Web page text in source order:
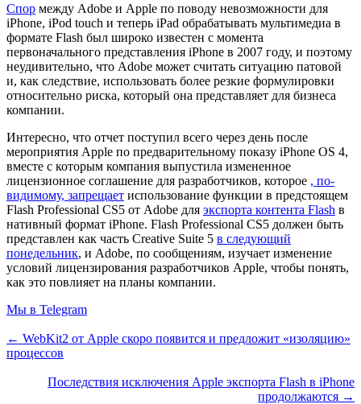
Спор между Adobe и Apple по поводу невозможности для
iPhone, iPod touch и теперь iPad обрабатывать мультимедиа в
формате Flash был широко известен с момента
первоначального представления iPhone в 2007 году, и поэтому
неудивительно, что Adobe может считать ситуацию патовой
и, как следствие, использовать более резкие формулировки
относительно риска, который она представляет для бизнеса
компании.
Интересно, что отчет поступил всего через день после
мероприятия Apple по предварительному показу iPhone OS 4,
вместе с которым компания выпустила измененное
лицензионное соглашение для разработчиков, которое , по-
видимому, запрещает использование функции в предстоящем
Flash Professional CS5 от Adobe для экспорта контента Flash в
нативный формат iPhone. Flash Professional CS5 должен быть
представлен как часть Creative Suite 5 в следующий
понедельник, и Adobe, по сообщениям, изучает изменение
условий лицензирования разработчиков Apple, чтобы понять,
как это повлияет на планы компании.
Мы в Telegram
← WebKit2 от Apple скоро появится и предложит «изоляцию»
процессов
Последствия исключения Apple экспорта Flash в iPhone
продолжаются →